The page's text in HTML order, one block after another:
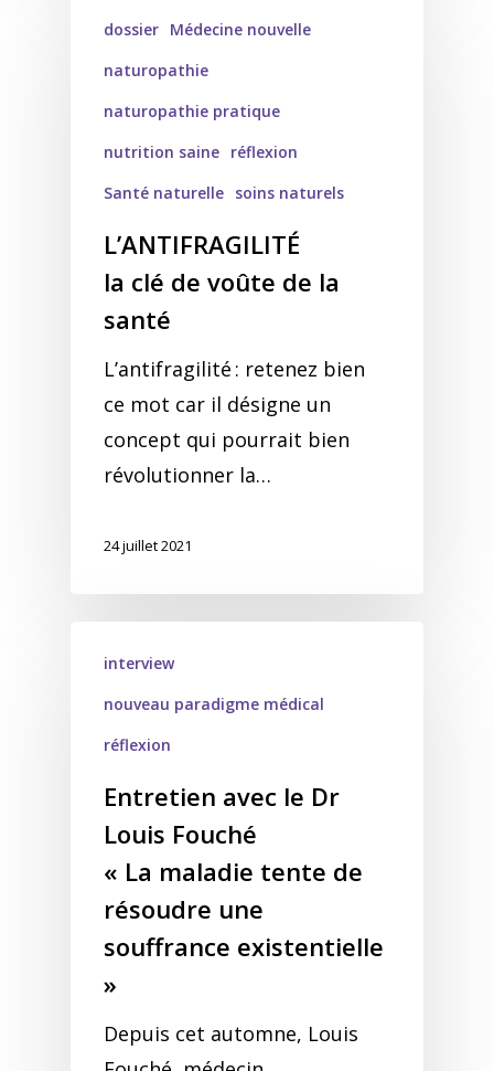
dossier Médecine nouvelle
naturopathie
naturopathie pratique
nutrition saine réflexion
Santé naturelle soins naturels
L’ANTIFRAGILITÉ
la clé de voûte de la
santé
L’antifragilité : retenez bien
ce mot car il désigne un
concept qui pourrait bien
révolutionner la…
24 juillet 2021
interview
nouveau paradigme médical
réflexion
Entretien avec le Dr
Louis Fouché
« La maladie tente de
résoudre une
souffrance existentielle
»
Depuis cet automne, Louis